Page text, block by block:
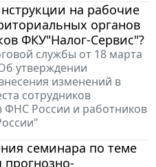
на рабочие
органов
ФКУ"Налог-Сервис"?
службы от 18 марта
утверждении
изменений в
сотрудников
ФНС России и работников
семинара по теме